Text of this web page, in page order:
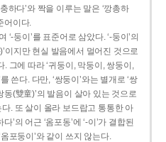
하다’와 짝을 이루는 말은 ‘깡총하
어이다.
둥이’를 표준어로 삼았다. ‘-둥이’의
이지만 현실 발음에서 멀어진 것으로
. 그에 따라 ‘귀둥이, 막둥이, 쌍둥이,
쓴다. 다만, ‘쌍둥이’와는 별개로 ‘쌍
동(雙童)’의 발음이 살아 있는 것으로
다. 또 살이 올라 보드랍고 통통한 아
’의 어근 ‘옴포동’에 ‘-이’가 결합된
포둥이’와 같이 쓰지 않는다.